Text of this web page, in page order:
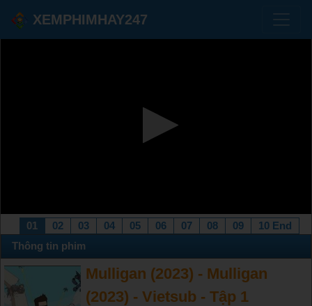
XEMPHIMHAY247
01 02 03 04 05 06 07 08 09
10 End
Thông tin phim
Mulligan (2023) - Mulligan
(2023) - Vietsub - Tập 1